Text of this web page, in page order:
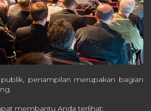
penampilan merupakan bagian
membantu Anda terlihat: